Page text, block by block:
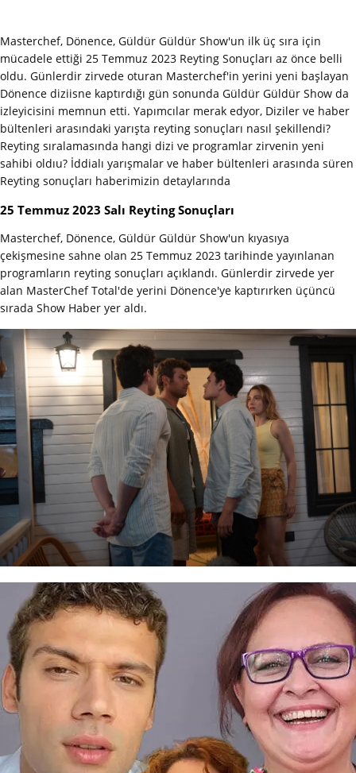
Masterchef, Dönence, Güldür Güldür Show'un ilk üç sıra için
mücadele ettiği 25 Temmuz 2023 Reyting Sonuçları az önce belli
oldu. Günlerdir zirvede oturan Masterchef'in yerini yeni başlayan
Dönence diziisne kaptırdığı gün sonunda Güldür Güldür Show da
izleyicisini memnun etti. Yapımcılar merak edyor, Diziler ve haber
bültenleri arasındaki yarışta reyting sonuçları nasıl şekillendi?
Reyting sıralamasında hangi dizi ve programlar zirvenin yeni
sahibi oldıu? İddialı yarışmalar ve haber bültenleri arasında süren
Reyting sonuçları haberimizin detaylarında
25 Temmuz 2023 Salı Reyting Sonuçları
Masterchef, Dönence, Güldür Güldür Show'un kıyasıya
çekişmesine sahne olan 25 Temmuz 2023 tarihinde yayınlanan
programların reyting sonuçları açıklandı. Günlerdir zirvede yer
alan MasterChef Total'de yerini Dönence'ye kaptırırken üçüncü
sırada Show Haber yer aldı.